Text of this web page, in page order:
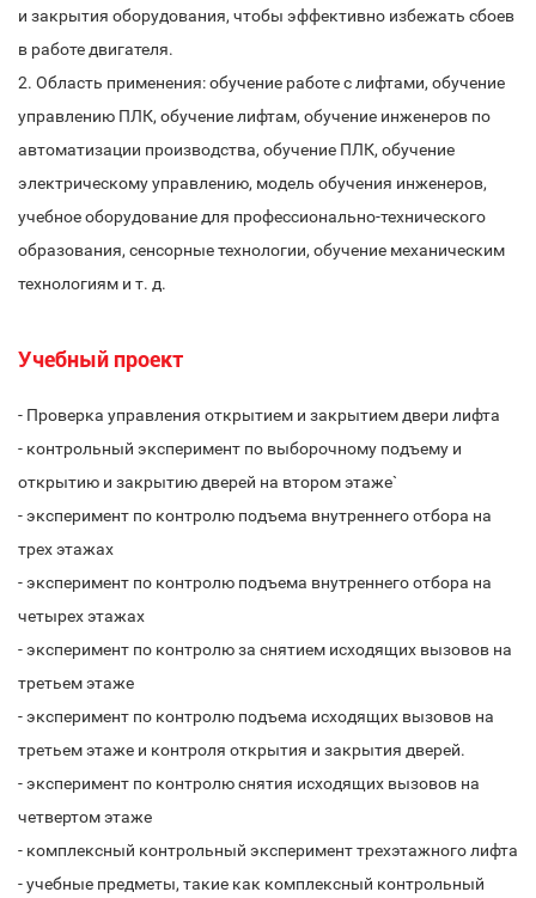
и закрытия оборудования, чтобы эффективно избежать сбоев
в работе двигателя.
2. Область применения: обучение работе с лифтами, обучение
управлению ПЛК, обучение лифтам, обучение инженеров по
автоматизации производства, обучение ПЛК, обучение
электрическому управлению, модель обучения инженеров,
учебное оборудование для профессионально-технического
образования, сенсорные технологии, обучение механическим
технологиям и т. д.
Учебный проект
- Проверка управления открытием и закрытием двери лифта
- контрольный эксперимент по выборочному подъему и
открытию и закрытию дверей на втором этаже`
- эксперимент по контролю подъема внутреннего отбора на
трех этажах
- эксперимент по контролю подъема внутреннего отбора на
четырех этажах
- эксперимент по контролю за снятием исходящих вызовов на
третьем этаже
- эксперимент по контролю подъема исходящих вызовов на
третьем этаже и контроля открытия и закрытия дверей.
- эксперимент по контролю снятия исходящих вызовов на
четвертом этаже
- комплексный контрольный эксперимент трехэтажного лифта
- учебные предметы, такие как комплексный контрольный